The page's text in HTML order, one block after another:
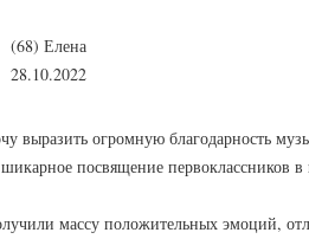
(68) Елена
28.10.2022
выразить огромную благодарность
посвящение первоклассников
массу положительных эмоций,